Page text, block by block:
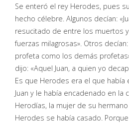
Se enteró el rey Herodes, pues
hecho célebre. Algunos decían:
resucitado de entre los muertos
fuerzas milagrosas». Otros decían:
profeta como los demás
dijo: «Aquel Juan, a quien yo
Es que Herodes era el que había
Juan y le había encadenado en la
Herodías, la mujer de su
Herodes se había casado.